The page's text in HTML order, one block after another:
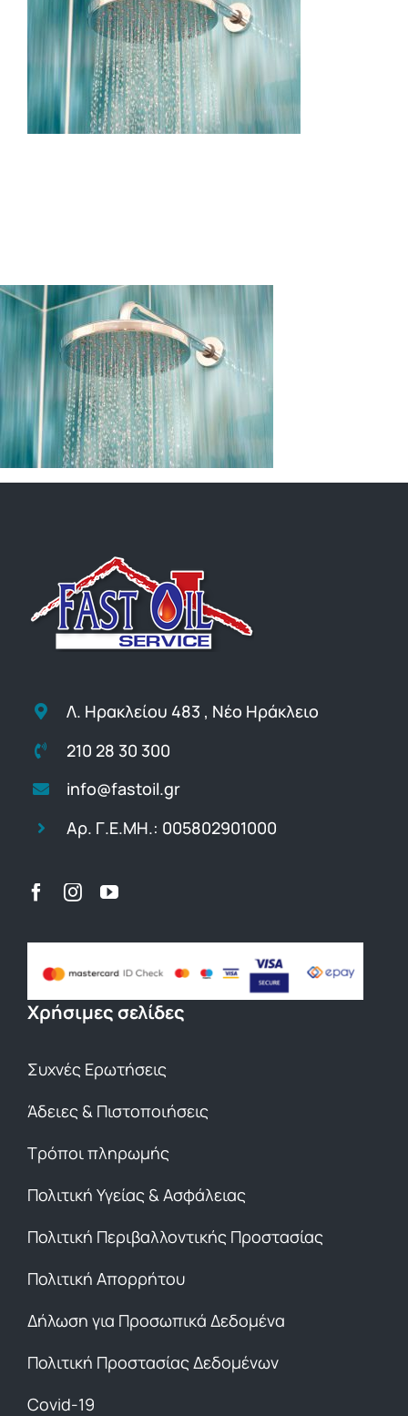
Η εταιρεία
Υπηρεσίες
Blog
Λ. Ηρακλείου 483 , Νέο Ηράκλειο
210 28 30 300
info@fastoil.gr
Αρ. Γ.Ε.ΜΗ.: 005802901000
Χρήσιμες σελίδες
Συχνές Ερωτήσεις
Άδειες & Πιστοποιήσεις
Τρόποι πληρωμής
Πολιτική Υγείας & Ασφάλειας
Πολιτική Περιβαλλοντικής Προστασίας
Πολιτική Απορρήτου
Δήλωση για Προσωπικά Δεδομένα
Πολιτική Προστασίας Δεδομένων
Covid-19